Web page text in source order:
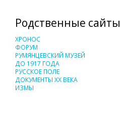
Родственные сайты
ХРОНОС
ФОРУМ
РУМЯНЦЕВСКИЙ МУЗЕЙ
ДО 1917 ГОДА
РУССКОЕ ПОЛЕ
ДОКУМЕНТЫ XX ВЕКА
ИЗМЫ